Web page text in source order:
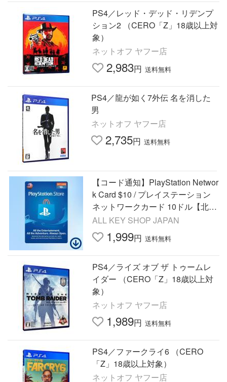
PS4／レッド・デッド・リデンプ
ション2 （CERO「Z」18歳以上対
象）
ネットオフ ヤフー店
2,983円 送料無料
PS4／龍が如く7外伝 名を消した
男
ネットオフ ヤフー店
2,735円 送料無料
【コード通知】PlayStation Networ
k Card $10 / プレイステーション
ネットワークカード 10ドル【北米
版 PSN】
ALL KEY SHOP JAPAN
1,999円 送料無料
PS4／ライズ オブ ザ トゥームレ
イダー （CERO「Z」18歳以上対
象）
ネットオフ ヤフー店
1,989円 送料無料
PS4／ファークライ6 （CERO
「Z」18歳以上対象）
ネットオフ ヤフー店